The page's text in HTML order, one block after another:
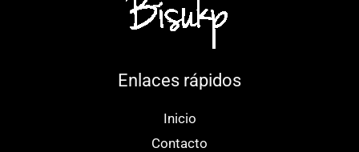
Enlaces rápidos
Inicio
Contacto